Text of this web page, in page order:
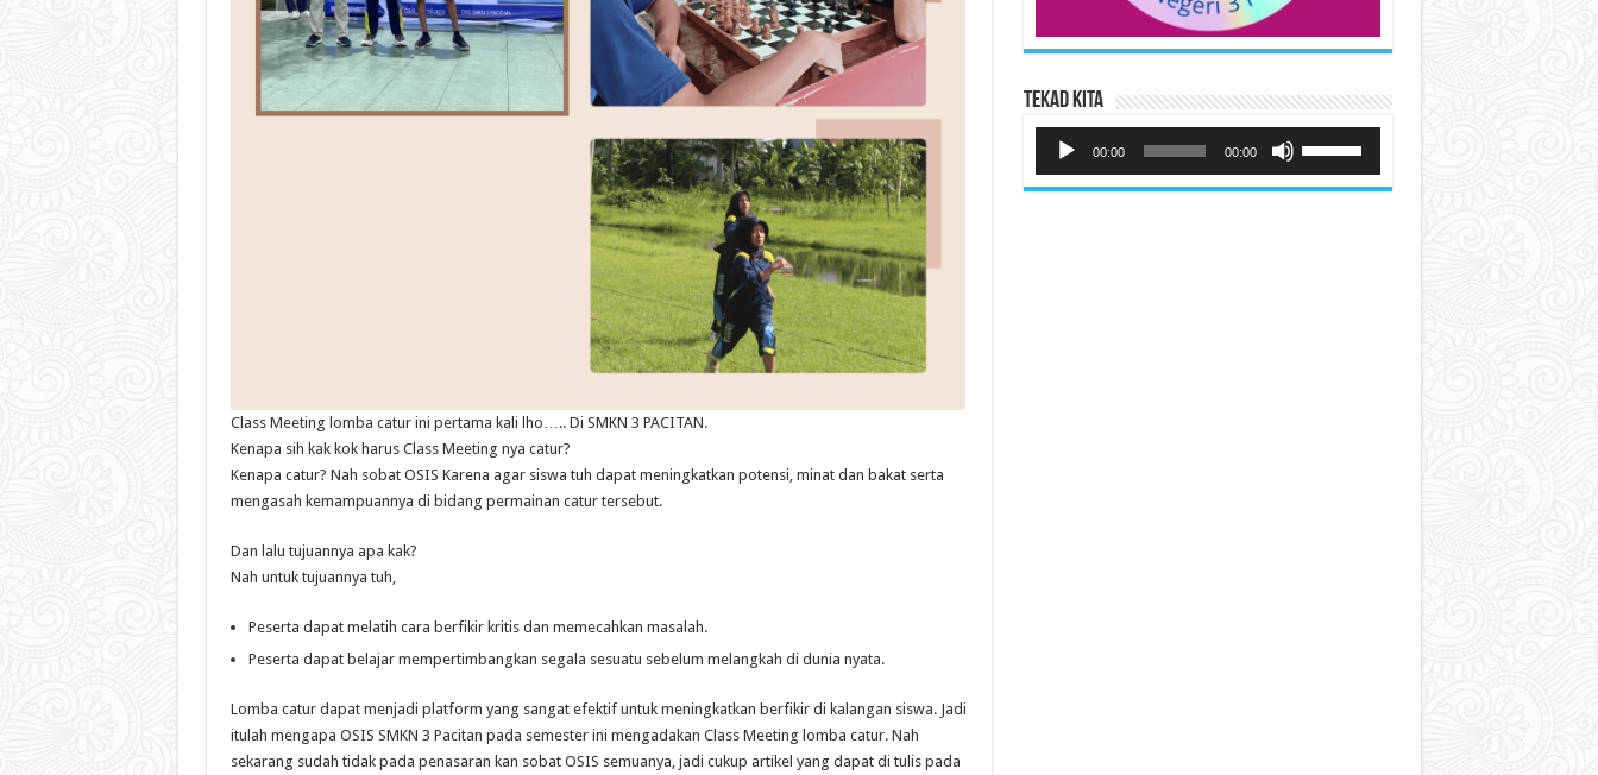
Class Meeting lomba catur ini pertama kali lho….. Di SMKN 3 PACITAN.
Kenapa sih kak kok harus Class Meeting nya catur?
Kenapa catur? Nah sobat OSIS Karena agar siswa tuh dapat meningkatkan potensi, minat dan bakat serta
mengasah kemampuannya di bidang permainan catur tersebut.
Dan lalu tujuannya apa kak?
Nah untuk tujuannya tuh,
Peserta dapat melatih cara berfikir kritis dan memecahkan masalah.
Peserta dapat belajar mempertimbangkan segala sesuatu sebelum melangkah di dunia nyata.
Lomba catur dapat menjadi platform yang sangat efektif untuk meningkatkan berfikir di kalangan siswa. Jadi
itulah mengapa OSIS SMKN 3 Pacitan pada semester ini mengadakan Class Meeting lomba catur. Nah
sekarang sudah tidak pada penasaran kan sobat OSIS semuanya, jadi cukup artikel yang dapat di tulis pada
Tekad Kita
Audio
00:00 00:00
Anak
Panah
Atas/Bawah